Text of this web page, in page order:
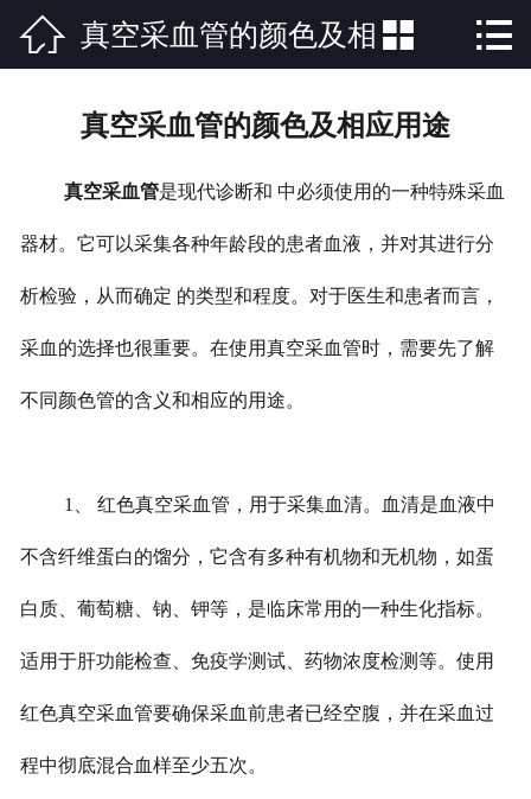
 网站首页
 真空采血管的颜色及相
应用途
 
真空采血管的颜色及相应用途
真空采血管是现代诊断和 中必须使用的一种特殊采血
器材。它可以采集各种年龄段的患者血液，并对其进行分
析检验，从而确定 的类型和程度。对于医生和患者而言，
采血的选择也很重要。在使用真空采血管时，需要先了解
不同颜色管的含义和相应的用途。
1、 红色真空采血管，用于采集血清。血清是血液中
不含纤维蛋白的馏分，它含有多种有机物和无机物，如蛋
白质、葡萄糖、钠、钾等，是临床常用的一种生化指标。
适用于肝功能检查、免疫学测试、药物浓度检测等。使用
红色真空采血管要确保采血前患者已经空腹，并在采血过
程中彻底混合血样至少五次。